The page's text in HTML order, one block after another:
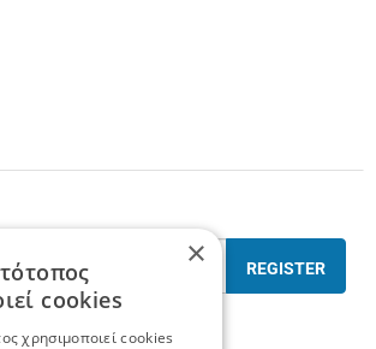
REGISTER
the terms of use
×
cookies
χρησιμοποιεί cookies